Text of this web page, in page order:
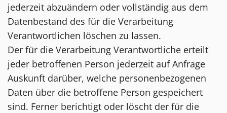
jederzeit abzuändern oder vollständig aus dem
Datenbestand des für die Verarbeitung
Verantwortlichen löschen zu lassen.
Der für die Verarbeitung Verantwortliche erteilt
jeder betroffenen Person jederzeit auf Anfrage
Auskunft darüber, welche personenbezogenen
Daten über die betroffene Person gespeichert
sind. Ferner berichtigt oder löscht der für die